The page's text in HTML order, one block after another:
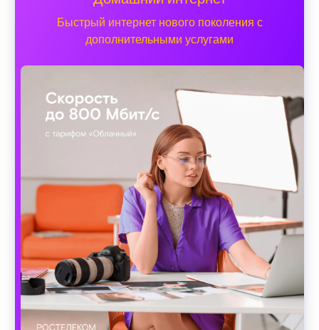
Быстрый интернет нового поколения с
дополнительными услугами